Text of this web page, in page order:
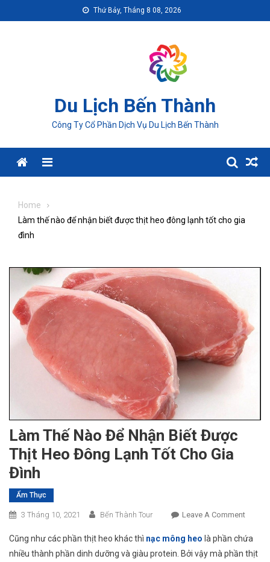
to
Thứ Bảy, Tháng 8 08, 2026
Du Lịch Bến Thành
Công Ty Cổ Phần Dịch Vụ Du Lịch Bến Thành
Menu
Home
Làm thế nào để nhận biết được thịt heo đông lạnh tốt cho gia
đình
Làm Thế Nào Để Nhận Biết Được
Thịt Heo Đông Lạnh Tốt Cho Gia
Đình
Ẩm Thực
3 Tháng 10, 2021 Bến Thành Tour Leave A CommentOn
Thế
Nào
Cũng như các phần thịt heo khác thì nạc mông heo là phần chứa
nhiều thành phần dinh dưỡng và giàu protein. Bởi vậy mà phần thịt